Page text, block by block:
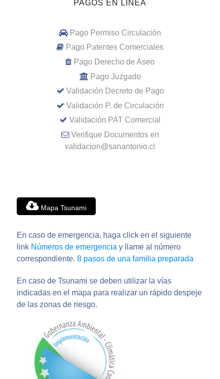
PAGOS EN LINEA
Pago Permiso Circulación
Pago Patentes Comerciales
Pago Derecho de Aseo
Pago Juzgado
Validación Decreto de Pago
Validación P. de Circulación
Validación PAT Comercial
Verifique Documentos en
validacion@sanantonio.cl
Mapa Tsunami
En caso de emergencia, haga click en el siguiente
link Números de emergencia y llame al número
correspondiente. 8 pasos de una familia preparada
En caso de Tsunami se deben utilizar la vías
indicadas en el mapa para realizar un rápido despeje
de las zonas de riesgo.